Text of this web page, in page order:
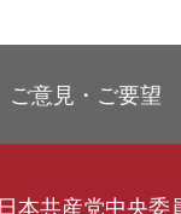
ご意見・ご要望
日本共産党中央委